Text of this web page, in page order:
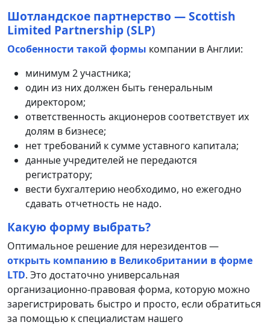
Шотландское партнерство — Scottish
Limited Partnership (SLP)
Особенности такой формы компании в Англии:
минимум 2 участника;
один из них должен быть генеральным
директором;
ответственность акционеров соответствует их
долям в бизнесе;
нет требований к сумме уставного капитала;
данные учредителей не передаются
регистратору;
вести бухгалтерию необходимо, но ежегодно
сдавать отчетность не надо.
Какую форму выбрать?
Оптимальное решение для нерезидентов —
открыть компанию в Великобритании в форме
LTD. Это достаточно универсальная
организационно-правовая форма, которую можно
зарегистрировать быстро и просто, если обратиться
за помощью к специалистам нашего